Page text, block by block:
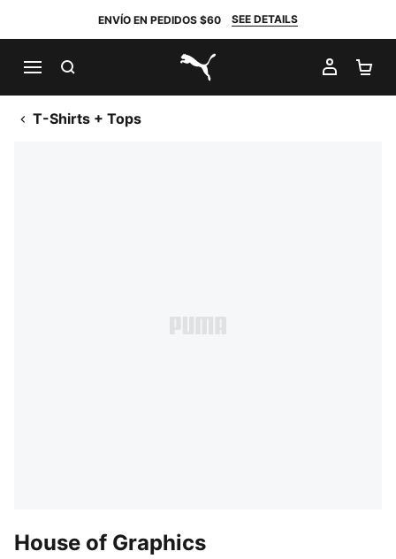
ENVÍO EN PEDIDOS $60 SEE DETAILS
PUMA.com
MI
T-Shirts + Tops
House of Graphics